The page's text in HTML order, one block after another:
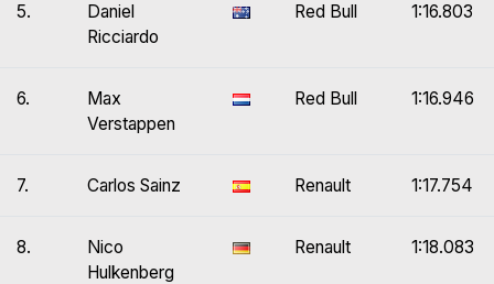
5.
Daniel
Ricciardo
Red Bull 1:16.803
6.
Max
Verstappen
Red Bull 1:16.946
7. Carlos Sainz Renault 1:17.754
8.
Nico
Hulkenberg
Renault 1:18.083